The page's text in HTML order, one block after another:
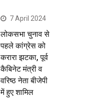
7 April 2024
लोकसभा चुनाव से
पहले कांग्रेस को
करारा झटका, पूर्व
कैबिनेट मंत्री व
वरिष्ठ नेता बीजेपी
में हुए शामिल